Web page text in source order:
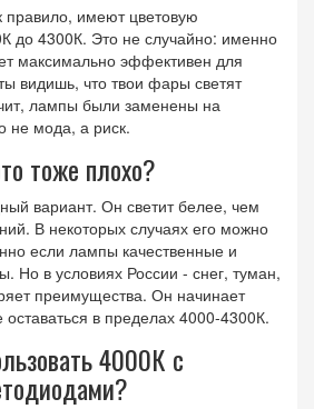
правило, имеют цветовую
до 4300К. Это не случайно: именно
максимально эффективен для
видишь, что твои фары светят
лампы были заменены на
не мода, а риск.
тоже плохо?
вариант. Он светит белее, чем
В некоторых случаях его можно
если лампы качественные и
Но в условиях России - снег, туман,
преимущества. Он начинает
оставаться в пределах 4000-4300К.
4000К с